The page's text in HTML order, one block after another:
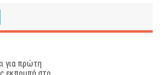
για πρώτη